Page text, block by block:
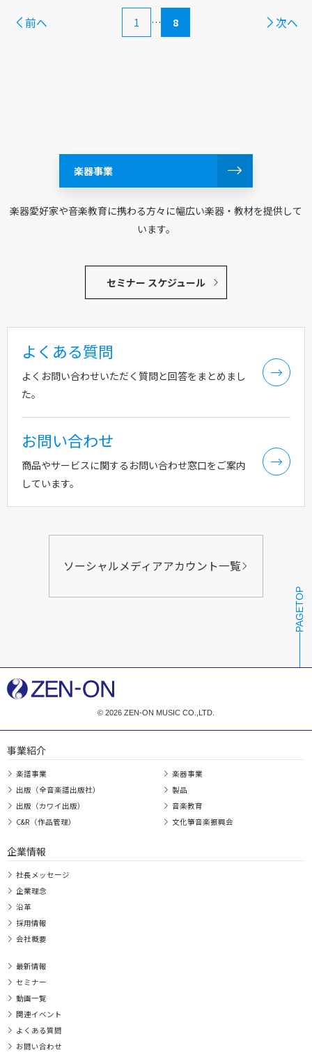
前へ 1 … 8 次へ
楽器事業
楽器愛好家や音楽教育に携わる方々に幅広い楽器・教材を提供して
います。
セミナー スケジュール
よくある質問
よくお問い合わせいただく質問と回答をまとめまし
た。
お問い合わせ
商品やサービスに関するお問い合わせ窓口をご案内
しています。
ソーシャルメディアアカウント一覧
PAGETOP
© 2026 ZEN-ON MUSIC CO.,LTD.
事業紹介
楽譜事業
出版（全音楽譜出版社）
出版（カワイ出版）
C&R（作品管理）
楽器事業
製品
音楽教育
文化箏音楽振興会
企業情報
社長メッセージ
企業理念
沿革
採用情報
会社概要
最新情報
セミナー
動画一覧
関連イベント
よくある質問
お問い合わせ